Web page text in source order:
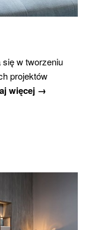
w tworzeniu
projektów
więcej →